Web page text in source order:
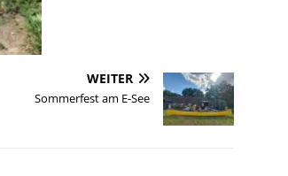
WEITER
Sommerfest am E-See